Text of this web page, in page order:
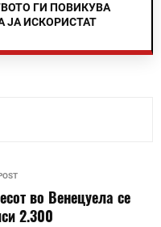
ГИ ПОВИКУВА
ЈА ИСКОРИСТАТ
во Венецуела се
2.300